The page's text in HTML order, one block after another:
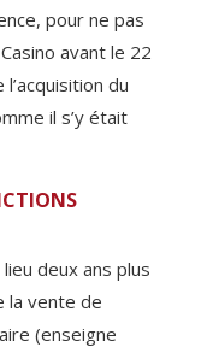
pour ne pas
avant le 22
du
il s’y était
deux ans plus
la vente de
(enseigne